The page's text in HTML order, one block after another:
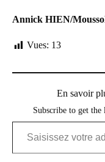
Annick HIEN/
Vues: 13
En savoir
Subscribe to get the
Saisissez votre adresse e-mail…